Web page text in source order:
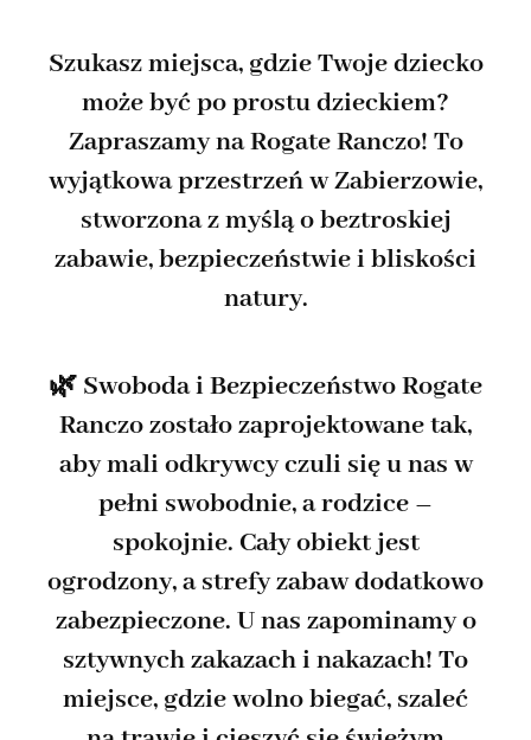
Szukasz miejsca, gdzie Twoje dziecko
może być po prostu dzieckiem?
Zapraszamy na Rogate Ranczo! To
wyjątkowa przestrzeń w Zabierzowie,
stworzona z myślą o beztroskiej
zabawie, bezpieczeństwie i bliskości
natury.
🌿 Swoboda i Bezpieczeństwo Rogate
Ranczo zostało zaprojektowane tak,
aby mali odkrywcy czuli się u nas w
pełni swobodnie, a rodzice –
spokojnie. Cały obiekt jest
ogrodzony, a strefy zabaw dodatkowo
zabezpieczone. U nas zapominamy o
sztywnych zakazach i nakazach! To
miejsce, gdzie wolno biegać, szaleć